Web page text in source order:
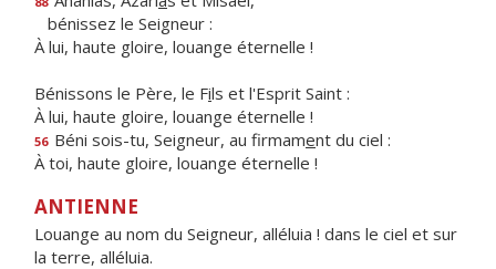
bénissez le Seigneur :
À lui, haute gloire, louange éternelle !
Bénissons le Père, le Fils et l'Esprit Saint :
À lui, haute gloire, louange éternelle !
56 Béni sois-tu, Seigneur, au firmament du ciel :
À toi, haute gloire, louange éternelle !
ANTIENNE
Louange au nom du Seigneur, alléluia ! dans le ciel et sur
la terre, alléluia.